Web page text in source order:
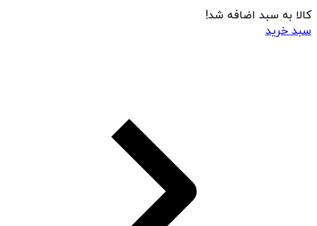
کالا به سبد اضافه شد!
سبد خرید